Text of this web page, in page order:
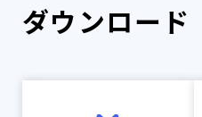
ダウンロード